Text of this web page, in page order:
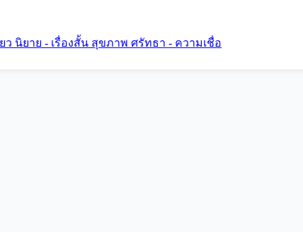
ว นิยาย - เรื่องสั้น สุขภาพ ศรัทธา - ความเชื่อ